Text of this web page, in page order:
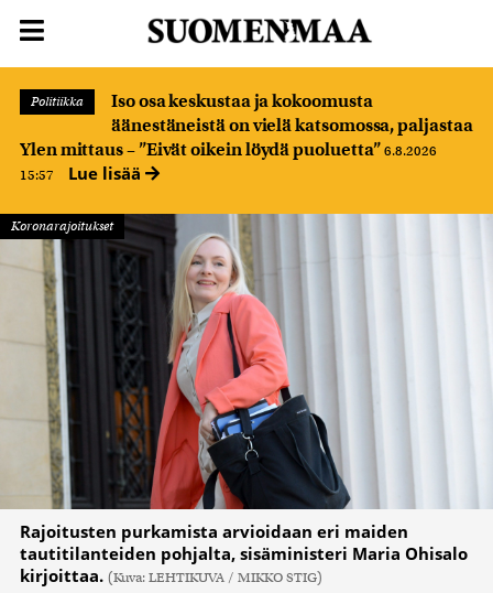
Politiikka
Iso osa keskustaa ja kokoomusta
äänestäneistä on vielä katsomossa, paljastaa
Ylen mittaus – ”Eivät oikein löydä puoluetta” 6.8.2026
15:57
Lue lisää
Koronarajoitukset
Rajoitusten purkamista arvioidaan eri maiden
tautitilanteiden pohjalta, sisäministeri Maria Ohisalo
kirjoittaa. (Kuva: LEHTIKUVA / MIKKO STIG)